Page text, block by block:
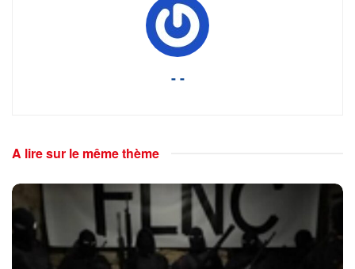
- -
A lire sur le même thème